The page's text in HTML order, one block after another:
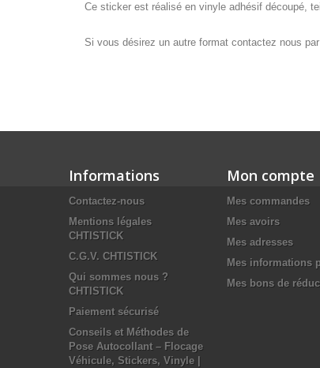
Ce sticker est réalisé en vinyle adhésif découpé,
Si vous désirez un autre format contactez nous
Informations
Contactez-nous
Mentions légales
CHTISTICK
C.G.V. CHTISTICK
Qui sommes nous ?
CHTISTICK
Paiement sécurisé
Conseils et Méthodes de
Pose Autocollant – Flocage
Véhicule, Stickers, Vinyle |
Mon compte
Mes commandes
Mes avoirs
Mes adresses
Mes informations
Mes bons de